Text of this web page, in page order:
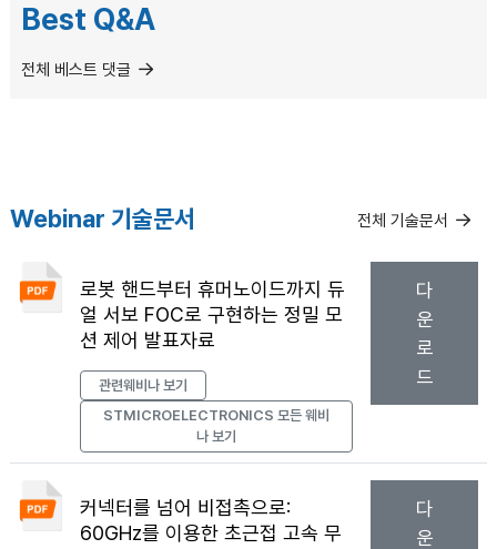
Best Q&A
전체 베스트 댓글
Webinar 기술문서
로봇 핸드부터 휴머노이드까지 듀
얼 서보 FOC로 구현하는 정밀 모
션 제어 발표자료
관련웨비나 보기
STMICROELECTRONICS 모든 웨비
나 보기
다
운
로
드
커넥터를 넘어 비접촉으로:
60GHz를 이용한 초근접 고속 무
다
운
전체 기술문서